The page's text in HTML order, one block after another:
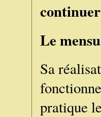
Le
Sa
pratique